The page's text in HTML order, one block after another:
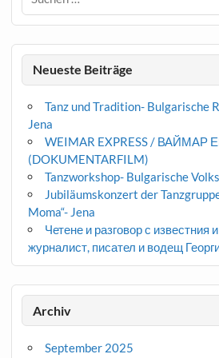
Neueste Beiträge
Tanz und Tradition- Bulgarische
Jena
WEIMAR EXPRESS / ВАЙМАР
(DOKUMENTARFILM)
Tanzworkshop- Bulgarische
Jubiläumskonzert der
Moma“- Jena
Четене и разговор с известния
журналист, писател и водещ
Archiv
September 2025